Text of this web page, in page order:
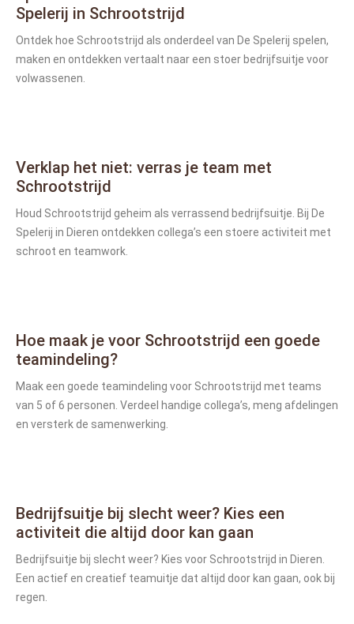
Spelerij in Schrootstrijd
Ontdek hoe Schrootstrijd als onderdeel van De Spelerij spelen,
maken en ontdekken vertaalt naar een stoer bedrijfsuitje voor
volwassenen.
Verklap het niet: verras je team met
Schrootstrijd
Houd Schrootstrijd geheim als verrassend bedrijfsuitje. Bij De
Spelerij in Dieren ontdekken collega’s een stoere activiteit met
schroot en teamwork.
Hoe maak je voor Schrootstrijd een goede
teamindeling?
Maak een goede teamindeling voor Schrootstrijd met teams
van 5 of 6 personen. Verdeel handige collega’s, meng afdelingen
en versterk de samenwerking.
Bedrijfsuitje bij slecht weer? Kies een
activiteit die altijd door kan gaan
Bedrijfsuitje bij slecht weer? Kies voor Schrootstrijd in Dieren.
Een actief en creatief teamuitje dat altijd door kan gaan, ook bij
regen.